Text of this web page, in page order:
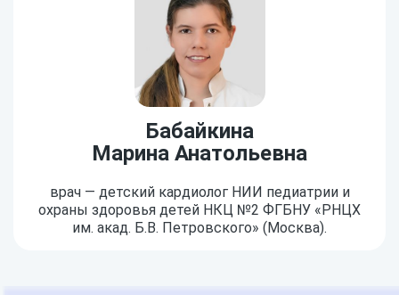
Бабайкина
Марина Анатольевна
врач — детский кардиолог НИИ педиатрии и
охраны здоровья детей НКЦ №2 ФГБНУ «РНЦХ
им. акад. Б.В. Петровского» (Москва).